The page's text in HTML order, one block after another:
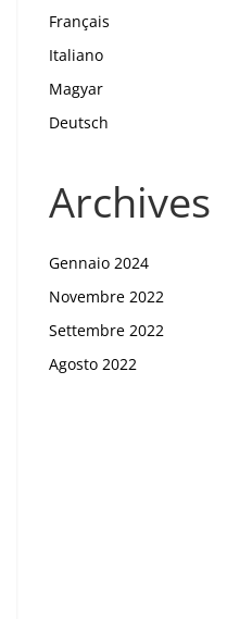
Français
Italiano
Magyar
Deutsch
Archives
Gennaio 2024
Novembre 2022
Settembre 2022
Agosto 2022